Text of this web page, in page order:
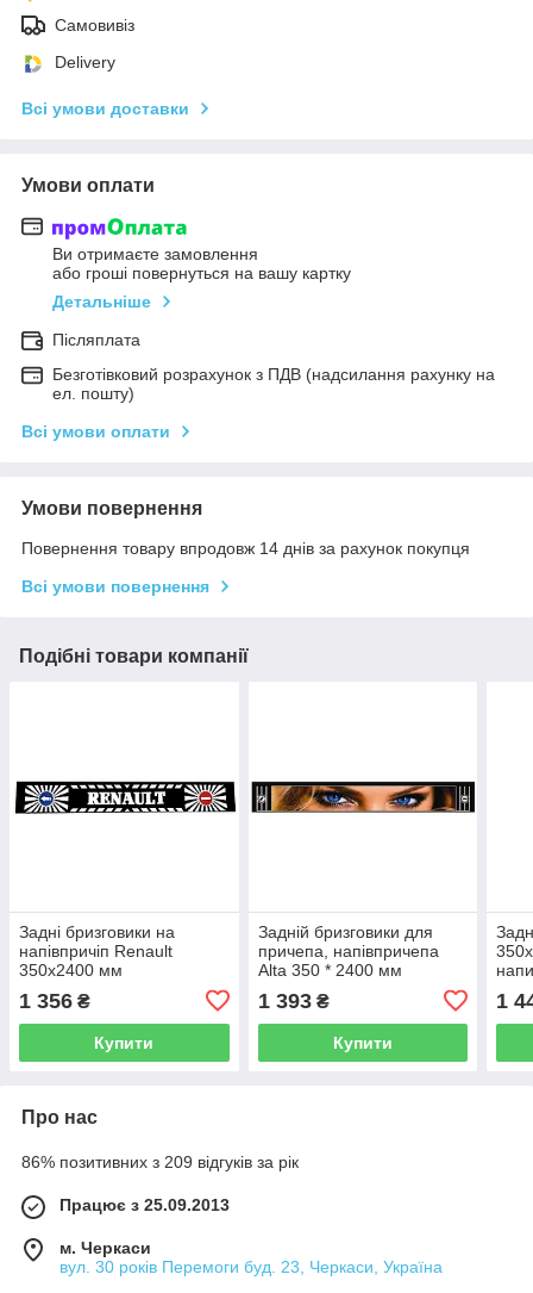
Самовивіз
Delivery
Всі умови доставки
Умови оплати
Ви отримаєте замовлення
або гроші повернуться на вашу картку
Детальніше
Післяплата
Безготівковий розрахунок з ПДВ (надсилання рахунку на
ел. пошту)
Всі умови оплати
Умови повернення
Повернення товару впродовж 14 днів за рахунок покупця
Всі умови повернення
Подібні товари компанії
Задні бризговики на
напівпричіп Renault
350x2400 мм
1 356 ₴
Купити
Задній бризговики для
причепа, напівпричепа
Alta 350 * 2400 мм
1 393₴
Купити
1
Про нас
86% позитивних з 209 відгуків за рік
Працює з 25.09.2013
м. Черкаси
вул. 30 років Перемоги буд. 23, Черкаси, Україна